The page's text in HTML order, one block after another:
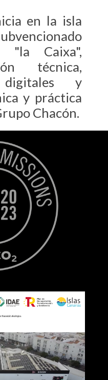
en la isla
"la Caixa",
técnica,
digitales y
y práctica
Chacón.